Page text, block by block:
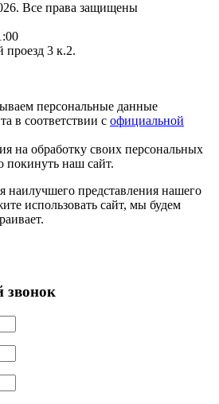
Все права защищены
3 к.2.
персональные данные
в соответствии с официальной
на обработку своих персональных
покинуть наш сайт.
наилучшего представления нашего
использовать сайт, мы будем
звонок